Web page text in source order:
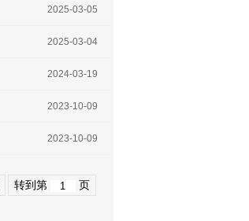
2025-03-05
2025-03-04
2024-03-19
2023-10-09
2023-10-09
转到第 页